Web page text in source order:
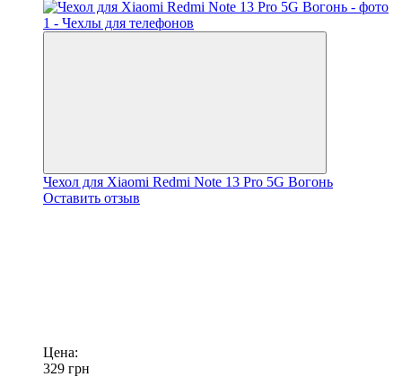
Чехол для Xiaomi Redmi Note 13 Pro 5G Вогонь
Оставить отзыв
Цена:
329 грн